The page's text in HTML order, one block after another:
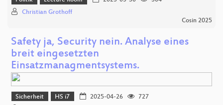
Christian Grothoff
Cosin 2025
Safety ja, Security nein. Analyse eines
breit eingesetzten
Einsatzmanagmentsystems.
Sicherheit HS i7 2025-04-26
727